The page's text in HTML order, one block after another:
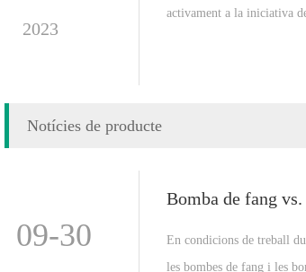
2023
activament a la iniciativa
Notícies de producte
09-30
En condicions de treball
les bombes de fang i les